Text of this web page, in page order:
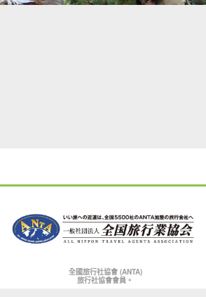
全國旅行社協會 (ANTA)
旅行社協會會員。